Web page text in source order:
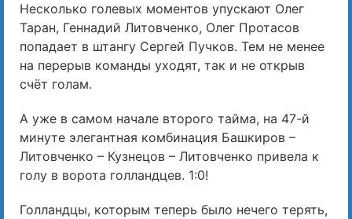
Несколько голевых моментов упускают Олег
Таран, Геннадий Литовченко, Олег Протасов
попадает в штангу Сергей Пучков. Тем не менее
на перерыв команды уходят, так и не открыв
счёт голам.
А уже в самом начале второго тайма, на 47-й
минуте элегантная комбинация Башкиров –
Литовченко – Кузнецов – Литовченко привела к
голу в ворота голландцев. 1:0!
Голландцы, которым теперь было нечего терять,